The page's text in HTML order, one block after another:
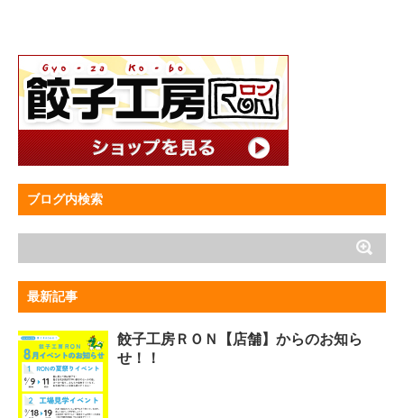
ブログ内検索
最新記事
餃子工房ＲＯＮ【店舗】からのお知ら
せ！！